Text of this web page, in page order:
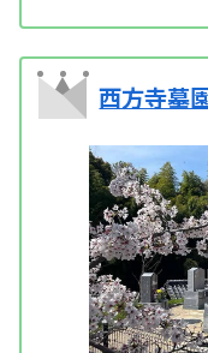
西方寺墓